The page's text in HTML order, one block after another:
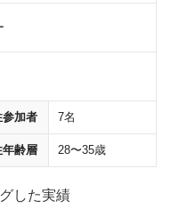
がって50mほど進むと、
参加者 7名
年齢層 28〜35歳
した実績